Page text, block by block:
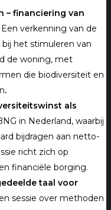
– financiering van
Een verkenning van de
het stimuleren van
de woning, met
die biodiversiteit en
.
als
in Nederland, waarbij
bijdragen aan netto-
richt zich op
financiële borging.
taal voor
sessie over methoden